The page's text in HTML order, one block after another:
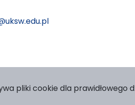
pliki cookie dla prawidłowego